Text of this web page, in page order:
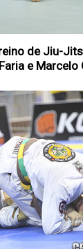
de Jiu-
e Marcelo